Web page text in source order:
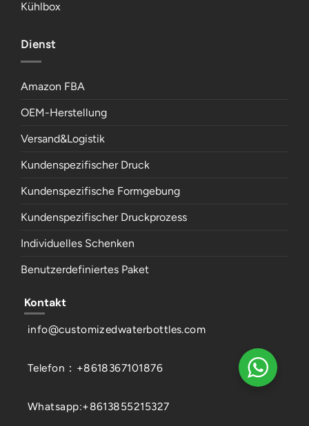
Kühlbox
Dienst
Amazon FBA
OEM-Herstellung
Versand&Logistik
Kundenspezifischer Druck
Kundenspezifische Formgebung
Kundenspezifischer Druckprozess
Individuelles Schenken
Benutzerdefiniertes Paket
Kontakt
info@customizedwaterbottles.com
Telefon：+8618367101876
Whatsapp:+8613855215327